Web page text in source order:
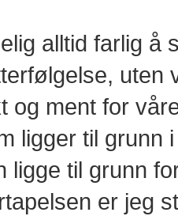
alltid farlig å
uten
og ment for
ligger til grunn
ligge til grunn
er jeg